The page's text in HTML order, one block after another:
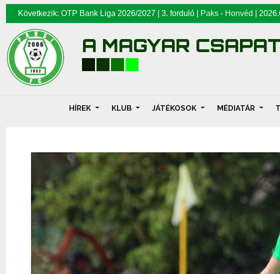
Következik: OTP Bank Liga 2026/2027 | 3. forduló | Paks - Honvéd
A MAGYAR CSAPAT
HÍREK KLUB JÁTÉKOSOK MÉDIATÁR